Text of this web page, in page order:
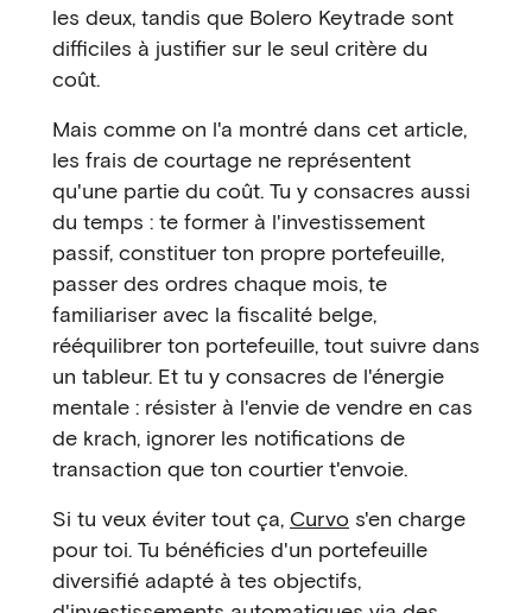
les deux, tandis que Bolero Keytrade sont
difficiles à justifier sur le seul critère du
coût.
Mais comme on l'a montré dans cet article,
les frais de courtage ne représentent
qu'une partie du coût. Tu y consacres aussi
du temps : te former à l'investissement
passif, constituer ton propre portefeuille,
passer des ordres chaque mois, te
familiariser avec la fiscalité belge,
rééquilibrer ton portefeuille, tout suivre dans
un tableur. Et tu y consacres de l'énergie
mentale : résister à l'envie de vendre en cas
de krach, ignorer les notifications de
transaction que ton courtier t'envoie.
Si tu veux éviter tout ça, Curvo s'en charge
pour toi. Tu bénéficies d'un portefeuille
diversifié adapté à tes objectifs,